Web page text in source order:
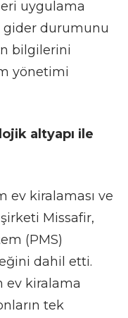
uygulama
gider durumunu
bilgilerini
yönetimi
altyapı ile
ev kiralaması ve
Missafir,
(PMS)
dahil etti.
ev kiralama
tek